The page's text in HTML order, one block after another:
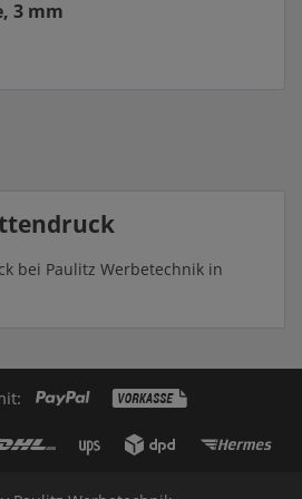
3 mm
bei Paulitz Werbetechnik in